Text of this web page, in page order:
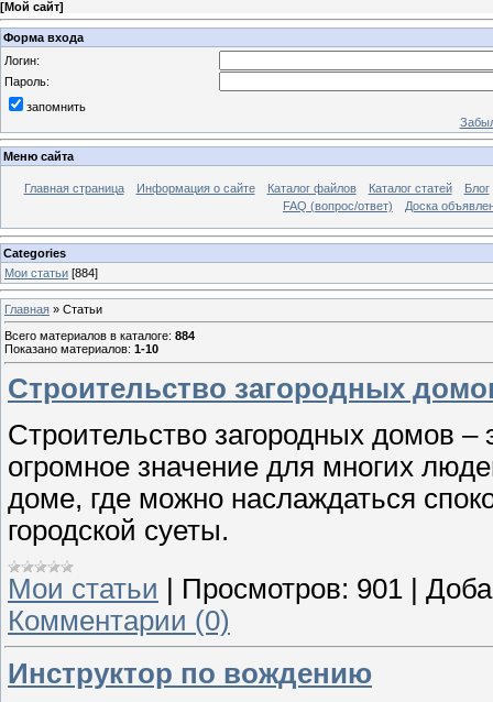
[Мой сайт]
Форма входа
Логин:
Пароль:
запомнить
Меню сайта
Главная страница Информация о сайте Каталог файлов Каталог статей
Блог
FAQ (вопрос/ответ)
Доска
Categories
Мои статьи [884]
Главная » Статьи
Всего материалов в каталоге: 884
Показано материалов: 1-10
Строительство загородных
Строительство загородных домов –
огромное значение для многих
доме, где можно наслаждаться
городской суеты.
Мои статьи
Просмотров: 901
Комментарии (0)
Инструктор по вождению